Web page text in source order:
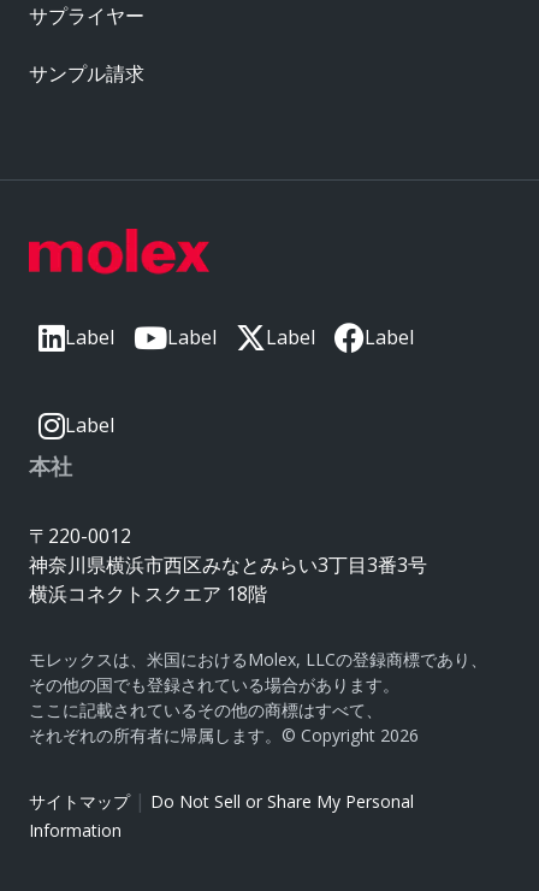
Label Label Label Label
Label
本社
〒220-0012
神奈川県横浜市西区みなとみらい3丁目3番3号
横浜コネクトスクエア 18階
モレックスは、米国におけるMolex, LLCの登録商標であり、
その他の国でも登録されている場合があります。
ここに記載されているその他の商標はすべて、
それぞれの所有者に帰属します。© Copyright 2026
サイトマップ| Do Not Sell or Share My Personal
Information
サプライヤー
サンプル請求